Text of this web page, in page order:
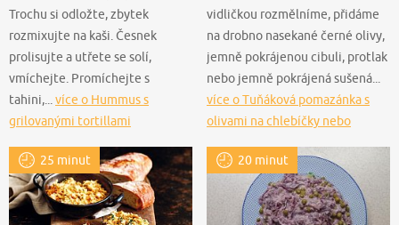
Trochu si odložte, zbytek
rozmixujte na kaši. Česnek
prolisujte a utřete se solí,
vmíchejte. Promíchejte s
tahini,... více o Hummus s
grilovanými tortillami
vidličkou rozmělníme, přidáme
na drobno nasekané černé olivy,
jemně pokrájenou cibuli, protlak
nebo jemně pokrájená sušená...
více o Tuňáková pomazánka s
olivami na chlebíčky nebo
25 minut
20 minut